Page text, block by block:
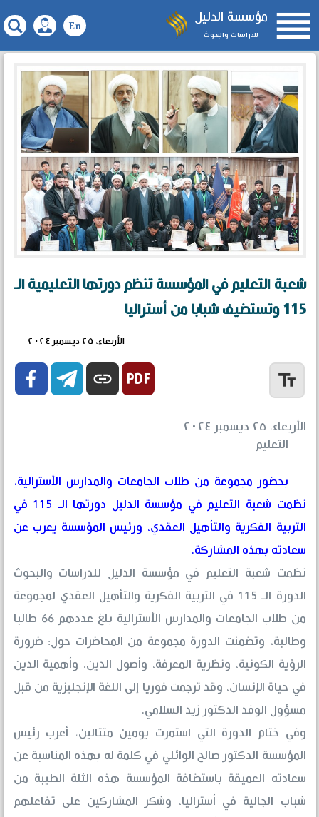
مؤسسة الدليل
للدراسات والبحوث 
شعبة التعليم في المؤسسة تنظم دورتها التعليمية الـ
115 وتستضيف شبابا من أستراليا
الأربعاء، ٢٥ ديسمبر ٢٠٢٤
  link text_fields
الأربعاء، ٢٥ ديسمبر ٢٠٢٤
التعليم
بحضور مجموعة من طلاب الجامعات والمدارس الأسترالية،
نظمت شعبة التعليم في مؤسسة الدليل دورتها الـ 115 في
التربية الفكرية والتأهيل العقدي، ورئيس المؤسسة يعرب عن
سعادته بهذه المشاركة.
نظمت شعبة التعليم في مؤسسة الدليل للدراسات والبحوث
الدورة الـ 115 في التربية الفكرية والتأهيل العقدي لمجموعة
من طلاب الجامعات والمدارس الأسترالية بلغ عددهم 66 طالبا
وطالبة، وتضمنت الدورة مجموعة من المحاضرات حول: ضرورة
الرؤية الكونية، ونظرية المعرفة، وأصول الدين، وأهمية الدين
في حياة الإنسان، وقد ترجمت فوريا إلى اللغة الإنجليزية من قبل
مسؤول الوفد الدكتور زيد السلامي.
وفي ختام الدورة التي استمرت يومين متتالين، أعرب رئيس
المؤسسة الدكتور صالح الوائلي في كلمة له بهذه المناسبة عن
سعادته العميقة باستضافة المؤسسة هذه الثلة الطيبة من
شباب الجالية في أستراليا، وشكر المشاركين على تفاعلهم